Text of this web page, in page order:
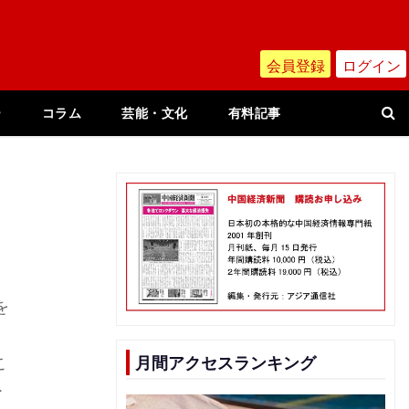
会員登録 ログイン
コラム 芸能・文化 有料記事
月間アクセスランキング